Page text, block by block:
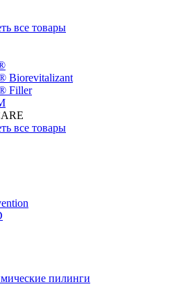
все товары
Biorevitalizant
Filler
все товары
пилинги